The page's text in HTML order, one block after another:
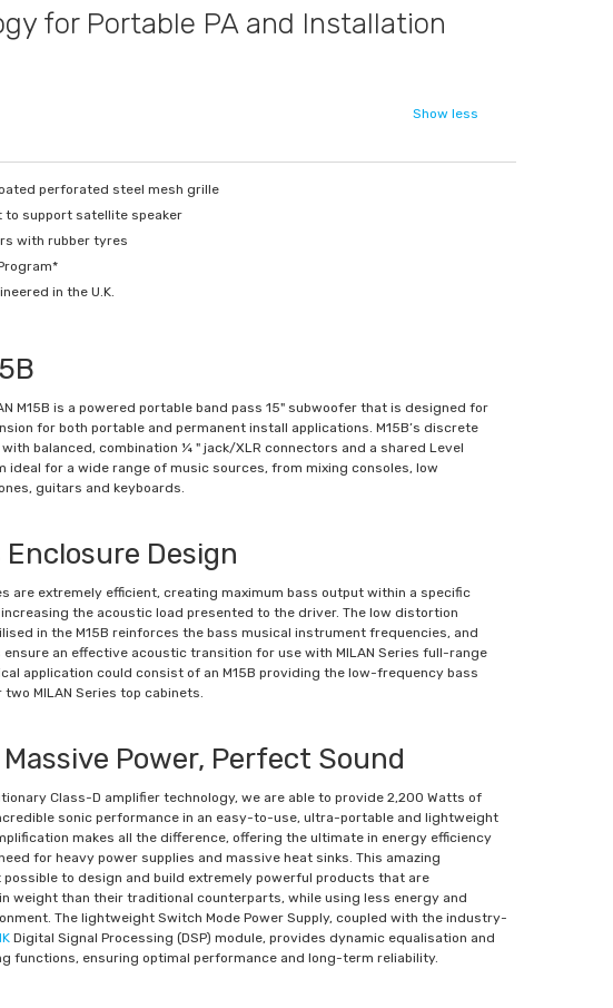
for Portable PA and Installation
Show less
perforated steel mesh grille
to support satellite speaker
with rubber tyres
in the U.K.
M15B is a powered portable band pass 15" subwoofer that is designed for
for both portable and permanent install applications. M15B’s discrete
balanced, combination ¼ " jack/XLR connectors and a shared Level
ideal for a wide range of music sources, from mixing consoles, low
guitars and keyboards.
Enclosure Design
are extremely efficient, creating maximum bass output within a specific
the acoustic load presented to the driver. The low distortion
in the M15B reinforces the bass musical instrument frequencies, and
an effective acoustic transition for use with MILAN Series full-range
application could consist of an M15B providing the low-frequency bass
MILAN Series top cabinets.
Power, Perfect Sound
Class-D amplifier technology, we are able to provide 2,200 Watts of
sonic performance in an easy-to-use, ultra-portable and lightweight
makes all the difference, offering the ultimate in energy efficiency
for heavy power supplies and massive heat sinks. This amazing
to design and build extremely powerful products that are
weight than their traditional counterparts, while using less energy and
The lightweight Switch Mode Power Supply, coupled with the industry-
Digital Signal Processing (DSP) module, provides dynamic equalisation and
functions, ensuring optimal performance and long-term reliability.